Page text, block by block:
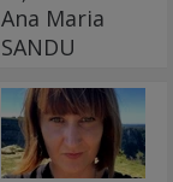
Ana Maria
SANDU